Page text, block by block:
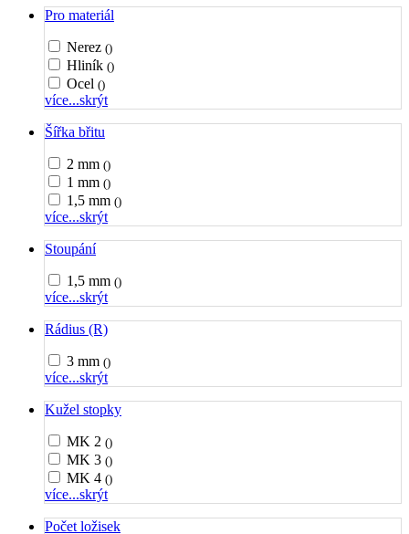
Pro materiál
Nerez ()
Hliník ()
Ocel ()
více...skrýt
Šířka břitu
2 mm ()
1 mm ()
1,5 mm ()
více...skrýt
Stoupání
1,5 mm ()
více...skrýt
Rádius (R)
3 mm ()
více...skrýt
Kužel stopky
MK 2 ()
MK 3 ()
MK 4 ()
více...skrýt
Počet ložisek